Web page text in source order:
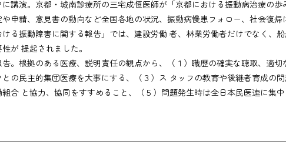
演。京都・城南診療所の三宅成恒医師が「京都における振動病治療の歩
申請、意見書の動向など全国各地の状況、振動病慢患フォロー、社会復
る振動障害に関する報告」では、建設労働 者、林業労働者だけでなく、
が 提起されました。
根拠のある医療、説明責任の観点から、（１）職歴の確実な聴取、適
の民主的集団医療を大事にする、（３）ス タッフの教育や後継者育成の
合 と協力、協同をすすめること、（５）問題発生時は全日本民医連に集